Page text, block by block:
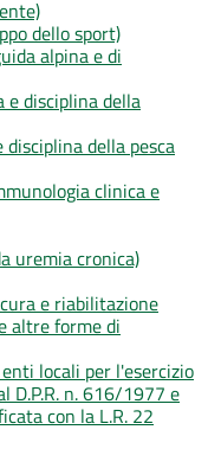
dello sport)
alpina e di
disciplina della
della pesca
clinica e
uremia cronica)
e riabilitazione
altre forme di
locali per l'esercizio
D.P.R. n. 616/1977 e
con la L.R. 22